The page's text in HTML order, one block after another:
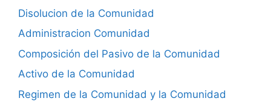
Disolucion de la Comunidad
Administracion Comunidad
Composición del Pasivo de la Comunidad
Activo de la Comunidad
Regimen de la Comunidad y la Comunidad